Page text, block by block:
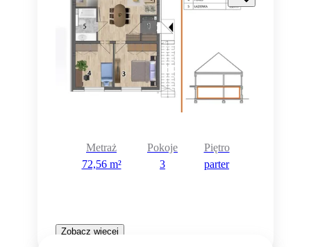
Metraż
72,56 m²
Pokoje
3
Piętro
parter
Zobacz więcej